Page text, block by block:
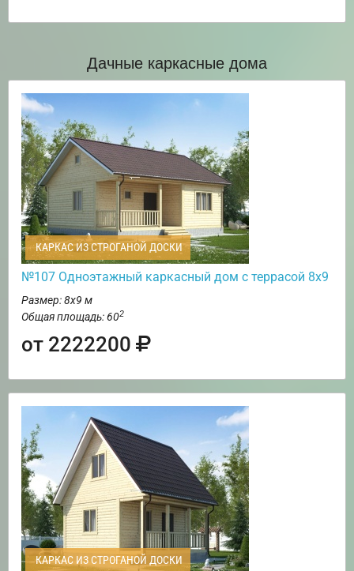
Дачные каркасные дома
КАРКАС ИЗ СТРОГАНОЙ ДОСКИ
№107 Одноэтажный каркасный дом с террасой 8х9
Размер: 8х9 м
Общая площадь: 602
от 2222200
КАРКАС ИЗ СТРОГАНОЙ ДОСКИ